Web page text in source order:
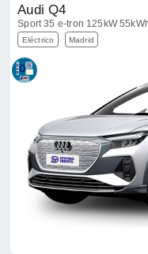
Audi Q4
Sport 35 e-tron 125kW
Eléctrico Madrid